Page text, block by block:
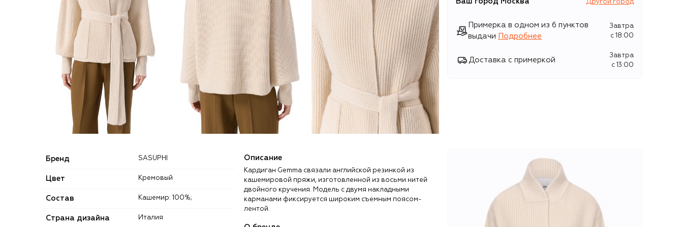
Другой город
Примерка в одном из 6 пунктов
выдачи
Подробнее
Завтра
c 18:00
Доставка с примеркой
Завтра
c 13:00
Бренд SASUPHI
Цвет Кремовый
Состав Кашемир: 100%;
Страна дизайна Италия
Описание
Кардиган Gemma связали английской резинкой из
кашемировой пряжи, изготовленной из восьми нитей
двойного кручения. Модель с двумя накладными
карманами фиксируется широким съемным поясом-
лентой.